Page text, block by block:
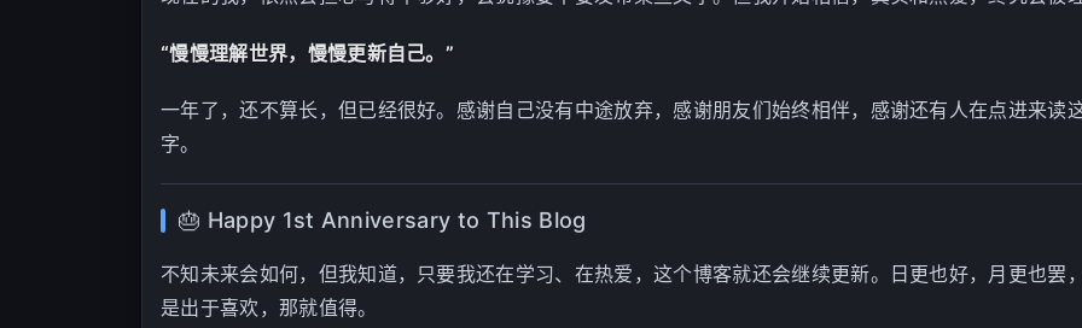
“慢慢理解世界，慢慢更新自己。”
一年了，还不算长，但已经很好。感谢自己没有中途放弃，感谢朋友们始终相伴，感谢还有人在点进来读
字。
🎂 Happy 1st Anniversary to This Blog
不知未来会如何，但我知道，只要我还在学习、在热爱，这个博客就还会继续更新。日更也好，月更也罢
是出于喜欢，那就值得。